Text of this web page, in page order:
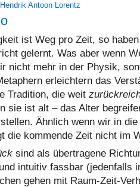
Antoon Lorentz
ist Weg pro Zeit, so
gelernt. Was aber wenn
nicht mehr in der Physik,
erleichtern das
Tradition, die weit
sie ist alt – das Alter
Ähnlich wenn wir in
die kommende Zeit nicht im
sind als übertragene
intuitiv fassbar (jedenfalls
gehen mit Raum-Zeit-